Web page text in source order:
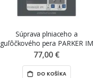
Súprava plniaceho a
guľôčkového pera PARKER IM
Black CT
77,00 €
DO KOŠÍKA